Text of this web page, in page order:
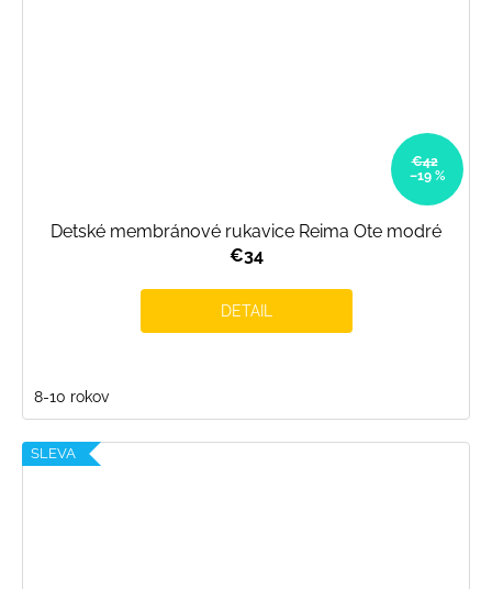
€42
–19 %
Detské membránové rukavice Reima Ote modré
€34
DETAIL
8-10 rokov
SLEVA